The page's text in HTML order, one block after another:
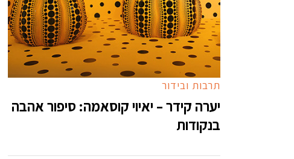
תרבות ובידור
יערה קידר – יאיוי קוסאמה: סיפור אהבה
בנקודות